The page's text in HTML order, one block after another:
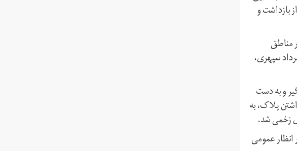
پس از بازداشت و
مناطق
سپهری،
و به دست
پلاک، به
عمومی